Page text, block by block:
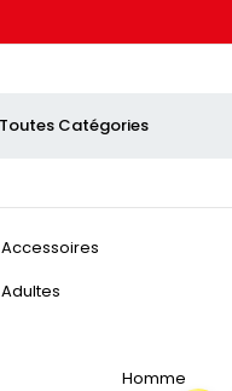
Accessoires
Adultes
Homme